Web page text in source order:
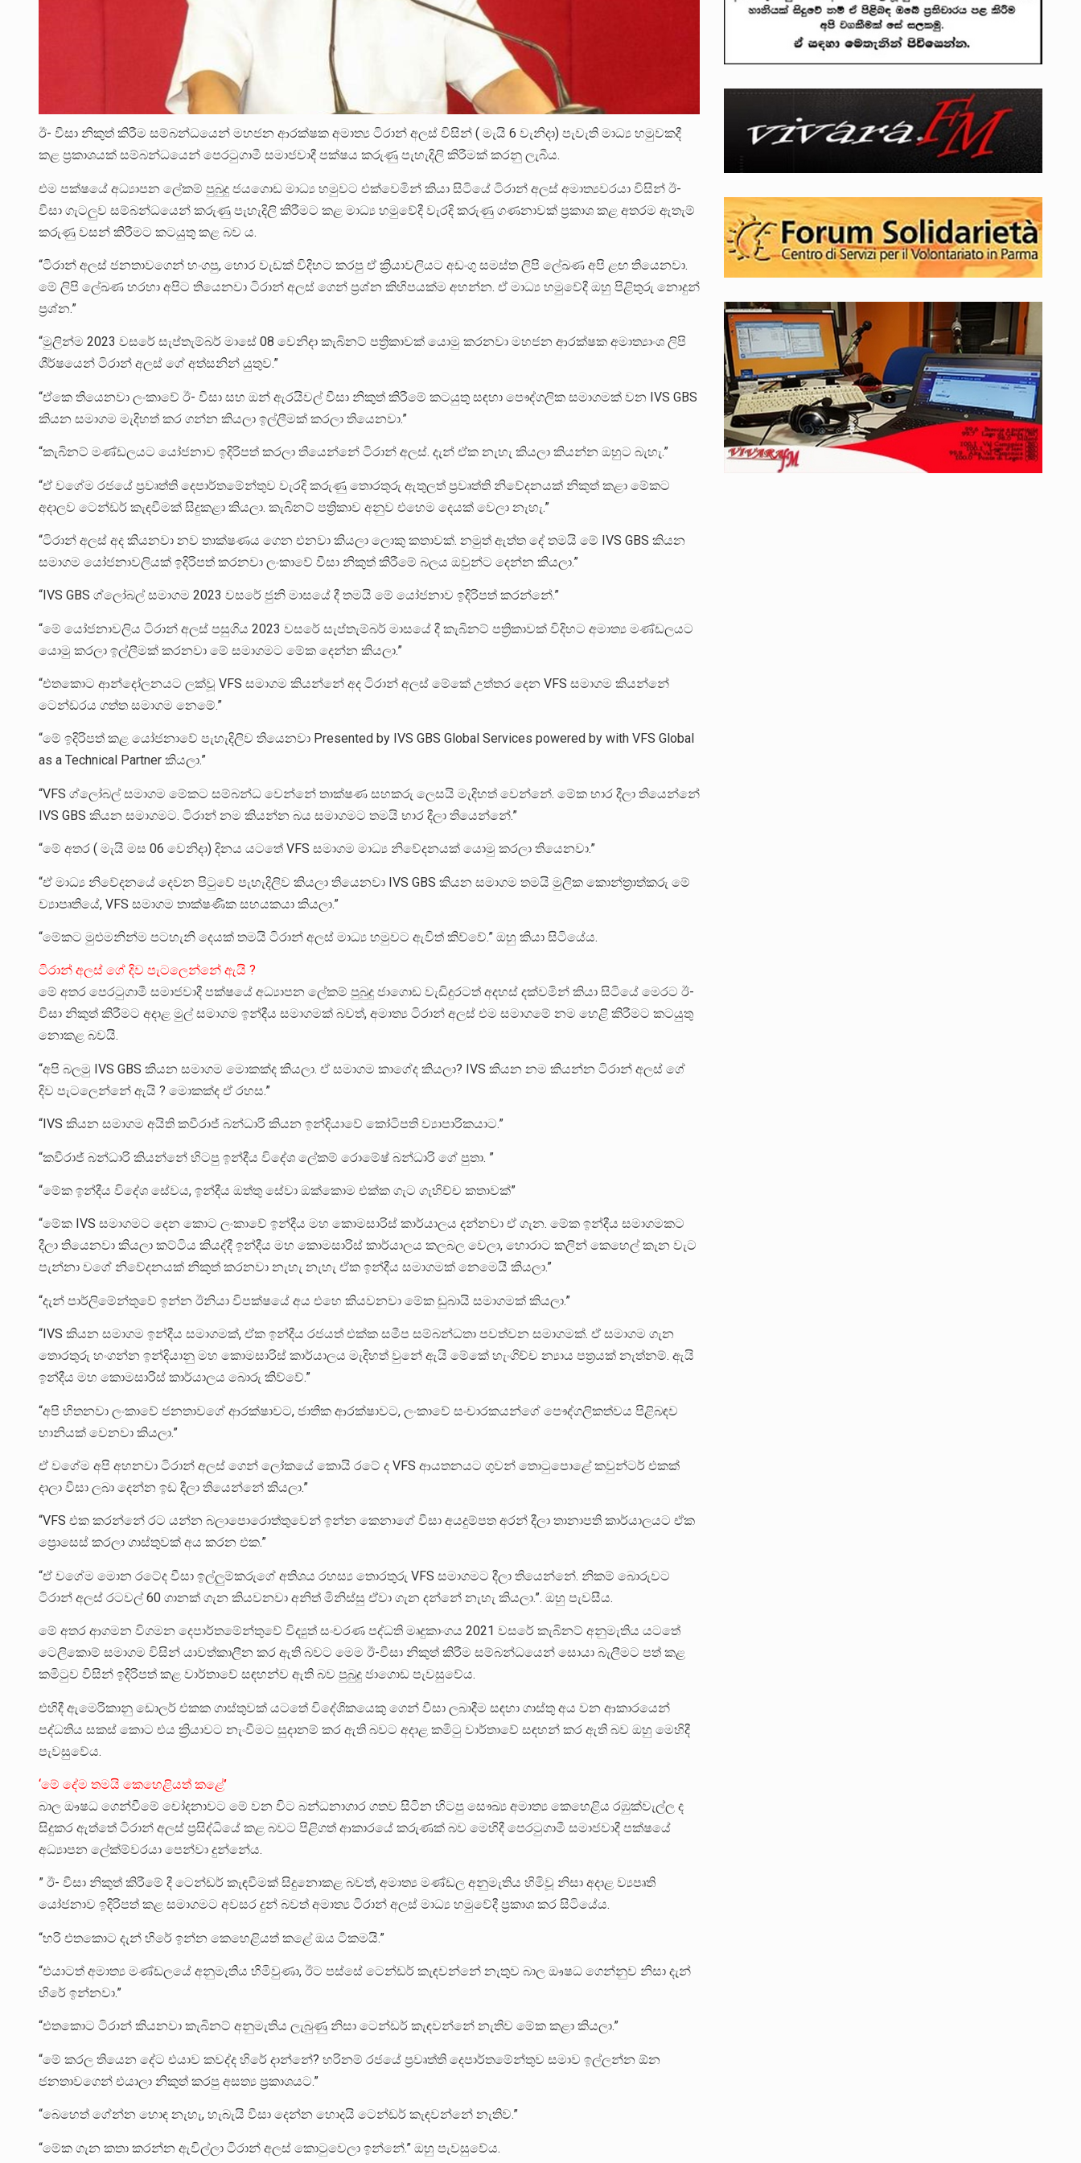
ඊ- වීසා නිකුත් කිරීම සම්බන්ධයෙන් මහජන ආරක්ෂක අමාත්‍ය ටිරාන් අලස් විසින් ( මැයි 6 වැනිදා) පැවැති මාධ්‍ය හමුවකදී
කළ ප්‍රකාශයක් සම්බන්ධයෙන් පෙරටුගාමී සමාජවාදී පක්ෂය කරුණු පැහැදිලි කිරීමක් කරනු ලැබීය.
එම පක්ෂයේ අධ්‍යාපන ලේකම් පුබුදු ජයගොඩ මාධ්‍ය හමුවට එක්වෙමින් කියා සිටියේ ටිරාන් අලස් අමාත්‍යවරයා විසින් ඊ-
වීසා ගැටලුව සම්බන්ධයෙන් කරුණු පැහැදිලි කිරීමට කළ මාධ්‍ය හමුවේදී වැරදි කරුණු ගණනාවක් ප්‍රකාශ කළ අතරම ඇතැම්
කරුණු වසන් කිරීමට කටයුතු කළ බව ය.
“ටිරාන් අලස් ජනතාවගෙන් හංගපු, හොර වැඩක් විදිහට කරපු ඒ ක්‍රියාවලියට අඩංගු සමස්ත ලිපි ලේඛණ අපි ළඟ තියෙනවා.
මේ ලිපි ලේඛණ හරහා අපිට තියෙනවා ටිරාන් අලස් ගෙන් ප්‍රශ්න කිහිපයක්ම අහන්න. ඒ මාධ්‍ය හමුවේදී ඔහු පිළිතුරු නොදුන්
ප්‍රශ්න.”
“මුලින්ම 2023 වසරේ සැප්තැම්බර් මාසේ 08 වෙනිදා කැබිනට් පත්‍රිකාවක් යොමු කරනවා මහජන ආරක්ෂක අමාත්‍යාංශ ලිපි
ශීර්ෂයෙන් ටිරාන් අලස් ගේ අත්සනින් යුතුව.”
“ඒකෙ තියෙනවා ලංකාවේ ඊ- වීසා සහ ඔන් ඇරයිවල් වීසා නිකුත් කිරීමේ කටයුතු සඳහා පෞද්ගලික සමාගමක් වන IVS GBS
කියන සමාගම මැදිහත් කර ගන්න කියලා ඉල්ලීමක් කරලා තියෙනවා.”
“කැබිනට් මණ්ඩලයට යෝජනාව ඉදිරිපත් කරලා තියෙන්නේ ටිරාන් අලස්. දැන් ඒක නැහැ කියලා කියන්න ඔහුට බැහැ.”
“ඒ වගේම රජයේ ප්‍රවෘත්ති දෙපාර්තමේන්තුව වැරදි කරුණු තොරතුරු ඇතුලත් ප්‍රවෘත්ති නිවේදනයක් නිකුත් කළා මේකට
අදාලව ටෙන්ඩර් කැඳවීමක් සිදුකළා කියලා. කැබිනට් පත්‍රිකාව අනුව එහෙම දෙයක් වෙලා නැහැ.”
“ටිරාන් අලස් අද කියනවා නව තාක්ෂණය ගෙන එනවා කියලා ලොකු කතාවක්. නමුත් ඇත්ත දේ තමයි මේ IVS GBS කියන
සමාගම යෝජනාවලියක් ඉදිරිපත් කරනවා ලංකාවේ වීසා නිකුත් කිරීමේ බලය ඔවුන්ට දෙන්න කියලා.”
“IVS GBS ග්ලෝබල් සමාගම 2023 වසරේ ජුනි මාසයේ දී තමයි මේ යෝජනාව ඉදිරිපත් කරන්නේ.”
“මේ යෝජනාවලිය ටිරාන් අලස් පසුගිය 2023 වසරේ සැප්තැම්බර් මාසයේ දී කැබිනට් පත්‍රිකාවක් විදිහට අමාත්‍ය මණ්ඩලයට
යොමු කරලා ඉල්ලීමක් කරනවා මේ සමාගමට මේක දෙන්න කියලා.”
“එතකොට ආන්දෝලනයට ලක්වූ VFS සමාගම කියන්නේ අද ටිරාන් අලස් මේකේ උත්තර දෙන VFS සමාගම කියන්නේ
ටෙන්ඩරය ගත්ත සමාගම නෙමේ.”
“මේ ඉදිරිපත් කළ යෝජනාවේ පැහැදිලිව තියෙනවා Presented by IVS GBS Global Services powered by with VFS Global
as a Technical Partner කියලා.”
“VFS ග්ලෝබල් සමාගම මේකට සම්බන්ධ වෙන්නේ තාක්ෂණ සහකරු ලෙසයි මැදිහත් වෙන්නේ. මේක භාර දීලා තියෙන්නේ
IVS GBS කියන සමාගමට. ටිරාන් නම කියන්න බය සමාගමට තමයි භාර දීලා තියෙන්නේ.”
“මේ අතර ( මැයි මස 06 වෙනිදා) දිනය යටතේ VFS සමාගම මාධ්‍ය නිවේදනයක් යොමු කරලා තියෙනවා.”
“ඒ මාධ්‍ය නිවේදනයේ දෙවන පිටුවේ පැහැදිලිව කියලා තියෙනවා IVS GBS කියන සමාගම තමයි මුලික කොන්ත්‍රාත්කරු මේ
ව්‍යාපෘතියේ, VFS සමාගම තාක්ෂණික සහයකයා කියලා.”
“මේකට මුළුමනින්ම පටහැනි දෙයක් තමයි ටිරාන් අලස් මාධ්‍ය හමුවට ඇවිත් කිව්වේ.” ඔහු කියා සිටියේය.
ටිරාන් අලස් ගේ දිව පැටලෙන්නේ ඇයි ?
මේ අතර පෙරටුගාමී සමාජවාදී පක්ෂයේ අධ්‍යාපන ලේකම් පුබුදු ජාගොඩ වැඩිදුරටත් අදහස් දක්වමින් කියා සිටියේ මෙරට ඊ-
වීසා නිකුත් කිරීමට අදාළ මුල් සමාගම ඉන්දීය සමාගමක් බවත්, අමාත්‍ය ටිරාන් අලස් එම සමාගමේ නම හෙළි කිරීමට කටයුතු
නොකළ බවයි.
“අපි බලමු IVS GBS කියන සමාගම මොකක්ද කියලා. ඒ සමාගම කාගේද කියලා? IVS කියන නම කියන්න ටිරාන් අලස් ගේ
දිව පැටලෙන්නේ ඇයි ? මොකක්ද ඒ රහස.”
“IVS කියන සමාගම අයිති කවීරාජ් බන්ධාරි කියන ඉන්දියාවේ කෝටිපති ව්‍යාපාරිකයාට.”
“කවීරාජ් බන්ධාරි කියන්නේ හිටපු ඉන්දීය විදේශ ලේකම් රොමේෂ් බන්ධාරි ගේ පුතා. ”
“මේක ඉන්දීය විදේශ සේවය, ඉන්දීය ඔත්තු සේවා ඔක්කොම එක්ක ගැට ගැහිච්ච කතාවක්”
“මේක IVS සමාගමට දෙන කොට ලංකාවේ ඉන්දීය මහ කොමසාරිස් කාර්යාලය දන්නවා ඒ ගැන. මේක ඉන්දීය සමාගමකට
දීලා තියෙනවා කියලා කට්ටිය කියද්දී ඉන්දීය මහ කොමසාරිස් කාර්යාලය කලබල වෙලා, හොරාට කලින් කෙහෙල් කැන වැට
පැන්නා වගේ නිවේදනයක් නිකුත් කරනවා නැහැ නැහැ ඒක ඉන්දීය සමාගමක් නෙමෙයි කියලා.”
“දැන් පාර්ලිමේන්තුවේ ඉන්න ඊනියා විපක්ෂයේ අය එහෙ කියවනවා මේක ඩුබායි සමාගමක් කියලා.”
“IVS කියන සමාගම ඉන්දීය සමාගමක්, ඒක ඉන්දීය රජයත් එක්ක සමීප සම්බන්ධතා පවත්වන සමාගමක්. ඒ සමාගම ගැන
තොරතුරු හංගන්න ඉන්දියානු මහ කොමසාරිස් කාර්යාලය මැදිහත් වුනේ ඇයි මේකේ හැංගිච්ච න්‍යාය පත්‍රයක් නැත්නම්. ඇයි
ඉන්දීය මහ කොමසාරිස් කාර්යාලය බොරු කිව්වේ.”
“අපි හිතනවා ලංකාවේ ජනතාවගේ ආරක්ෂාවට, ජාතික ආරක්ෂාවට, ලංකාවේ සංචාරකයන්ගේ පෞද්ගලිකත්වය පිළිබඳව
හානියක් වෙනවා කියලා.”
ඒ වගේම අපි අහනවා ටිරාන් අලස් ගෙන් ලෝකයේ කොයි රටේ ද VFS ආයතනයට ගුවන් තොටුපොළේ කවුන්ටර් එකක්
දාලා වීසා ලබා දෙන්න ඉඩ දීලා තියෙන්නේ කියලා.”
“VFS එක කරන්නේ රට යන්න බලාපොරොත්තුවෙන් ඉන්න කෙනාගේ වීසා අයදුම්පත අරන් දීලා තානාපති කාර්යාලයට ඒක
ප්‍රොසෙස් කරලා ගාස්තුවක් අය කරන එක.”
“ඒ වගේම මොන රටේද වීසා ඉල්ලුම්කරුගේ අතිශය රහස්‍ය තොරතුරු VFS සමාගමට දීලා තියෙන්නේ. නිකම් බොරුවට
ටිරාන් අලස් රටවල් 60 ගානක් ගැන කියවනවා අනිත් මිනිස්සු ඒවා ගැන දන්නේ නැහැ කියලා.”. ඔහු පැවසීය.
මේ අතර ආගමන විගමන දෙපාර්තමේන්තුවේ විද්‍යුත් සංචරණ පද්ධති මෘදුකාංගය 2021 වසරේ කැබිනට් අනුමැතිය යටතේ
ටෙලිකොම් සමාගම විසින් යාවත්කාලීන කර ඇති බවට මෙම ඊ-වීසා නිකුත් කිරීම සම්බන්ධයෙන් සොයා බැලීමට පත් කළ
කමිටුව විසින් ඉදිරිපත් කළ වාර්තාවේ සඳහන්ව ඇති බව පුබුදු ජාගොඩ පැවසුවේය.
එහිදී ඇමෙරිකානු ඩොලර් එකක ගාස්තුවක් යටතේ විදේශිකයෙකු ගෙන් වීසා ලබාදීම සඳහා ගාස්තු අය වන ආකාරයෙන්
පද්ධතිය සකස් කොට එය ක්‍රියාවට නැංවීමට සුදානම් කර ඇති බවට අදාළ කමිටු වාර්තාවේ සඳහන් කර ඇති බව ඔහු මෙහිදී
පැවසුවේය.
‘මේ දේම තමයි කෙහෙළියත් කළේ’
බාල ඖෂධ ගෙන්වීමේ චෝදනාවට මේ වන විට බන්ධනාගාර ගතව සිටින හිටපු සෞඛ්‍ය අමාත්‍ය කෙහෙළිය රඹුක්වැල්ල ද
සිදුකර ඇත්තේ ටිරාන් අලස් ප්‍රසිද්ධියේ කළ බවට පිළිගත් ආකාරයේ කරුණක් බව මෙහිදී පෙරටුගාමී සමාජවාදී පක්ෂයේ
අධ්‍යාපන ලේක්ම්වරයා පෙන්වා දුන්නේය.
” ඊ- වීසා නිකුත් කිරීමේ දී ටෙන්ඩර් කැඳවීමක් සිදුනොකළ බවත්, අමාත්‍ය මණ්ඩල අනුමැතිය හිමිවූ නිසා අදාළ ව්‍යපෘති
යෝජනාව ඉදිරිපත් කළ සමාගමට අවසර දුන් බවත් අමාත්‍ය ටිරාන් අලස් මාධ්‍ය හමුවේදී ප්‍රකාශ කර සිටියේය.
“හරි එතකොට දැන් හිරේ ඉන්න කෙහෙළියත් කළේ ඔය ටිකමයි.”
“එයාටත් අමාත්‍ය මණ්ඩලයේ අනුමැතිය හිමිවුණා, ඊට පස්සේ ටෙන්ඩර් කැඳවන්නේ නැතුව බාල ඖෂධ ගෙන්නුව නිසා දැන්
හිරේ ඉන්නවා.”
“එතකොට ටිරාන් කියනවා කැබිනට් අනුමැතිය ලැබුණු නිසා ටෙන්ඩර් කැඳවන්නේ නැතිව මේක කළා කියලා.”
“මේ කරල තියෙන දේට එයාව කවද්ද හිරේ දාන්නේ? හරිනම් රජයේ ප්‍රවෘත්ති දෙපාර්තමේන්තුව සමාව ඉල්ලන්න ඕන
ජනතාවගෙන් එයාලා නිකුත් කරපු අසත්‍ය ප්‍රකාශයට.”
“බෙහෙත් ගේන්න හොඳ නැහැ, හැබැයි වීසා දෙන්න හොදයි ටෙන්ඩර් කැඳවන්නේ නැතිව.”
“මේක ගැන කතා කරන්න ඇවිල්ලා ටිරාන් අලස් කොටුවෙලා ඉන්නේ.” ඔහු පැවසුවේය.